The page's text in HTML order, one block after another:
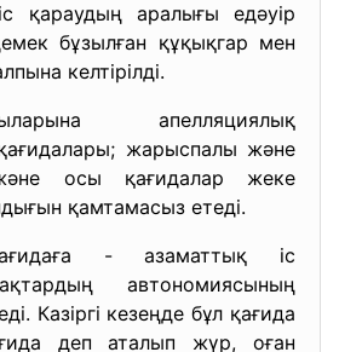
қараудың аралығы едәуір
бұзылған құқықгар мен
келтірілді.
апелляциялық
жарыспалы және
осы қағидалар жеке
қамтамасыз етеді.
- азаматтық іс
автономиясының
Казіргі кезеңде бұл қағида
деп аталып жүр, оған